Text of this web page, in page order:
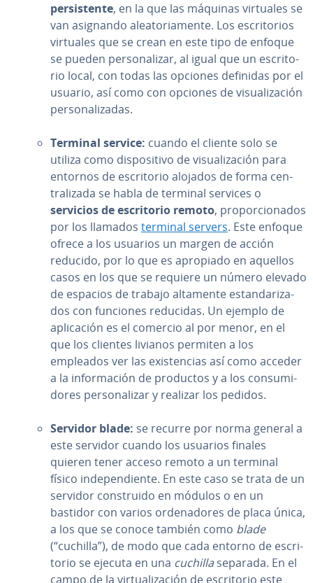
pe­r­si­s­te­n­te, en la que las máquinas virtuales se
van asignando alea­to­ria­me­n­te. Los es­cri­to­rios
virtuales que se crean en este tipo de enfoque
se pueden pe­r­so­na­li­zar, al igual que un es­cri­to­
rio local, con todas las opciones definidas por el
usuario, así como con opciones de vi­sua­li­za­ción
pe­r­so­na­li­za­das.
Terminal service: cuando el cliente solo se
utiliza como di­s­po­si­ti­vo de vi­sua­li­za­ción para
entornos de es­cri­to­rio alojados de forma ce­n­
tra­li­za­da se habla de terminal services o
servicios de es­cri­to­rio remoto, pro­po­r­cio­na­dos
por los llamados terminal servers. Este enfoque
ofrece a los usuarios un margen de acción
reducido, por lo que es apropiado en aquellos
casos en los que se requiere un número elevado
de espacios de trabajo altamente es­ta­n­da­ri­za­
dos con funciones reducidas. Un ejemplo de
apli­ca­ción es el comercio al por menor, en el
que los clientes livianos permiten a los
empleados ver las exi­s­te­n­cias así como acceder
a la in­fo­r­ma­ción de productos y a los co­n­su­mi­
do­res pe­r­so­na­li­zar y realizar los pedidos.
Servidor blade: se recurre por norma general a
este servidor cuando los usuarios finales
quieren tener acceso remoto a un terminal
físico in­de­pe­n­die­n­te. En este caso se trata de un
servidor co­n­s­trui­do en módulos o en un
bastidor con varios or­de­na­do­res de placa única,
a los que se conoce también como blade
(“cuchilla”), de modo que cada entorno de es­cri­
to­rio se ejecuta en una cuchillaseparada. En el
campo de la vi­r­tua­li­za­ción de es­cri­to­rio este